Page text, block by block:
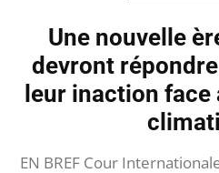
Une nouvelle
devront
leur inaction
EN BREF Cour